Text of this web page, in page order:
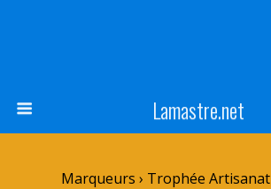
Lamastre.net
Marqueurs › Trophée